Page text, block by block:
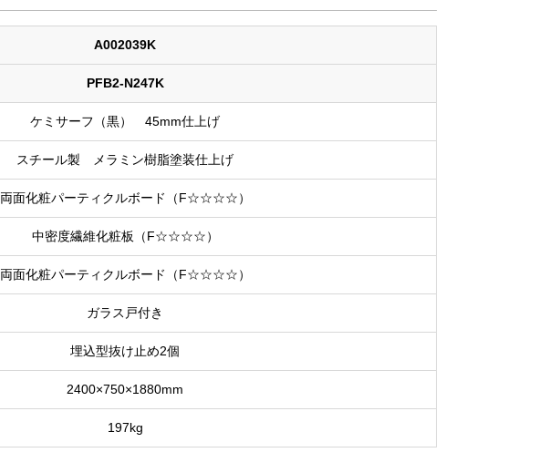
A002039K
PFB2-N247K
ケミサーフ（黒） 45mm仕上げ
スチール製 メラミン樹脂塗装仕上げ
両面化粧パーティクルボード（F☆☆☆☆）
中密度繊維化粧板（F☆☆☆☆）
両面化粧パーティクルボード（F☆☆☆☆）
ガラス戸付き
埋込型抜け止め2個
2400×750×1880mm
197kg